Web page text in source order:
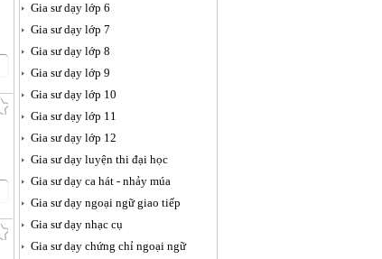
Gia sư dạy lớp 6
Gia sư dạy lớp 7
Gia sư dạy lớp 8
Gia sư dạy lớp 9
Gia sư dạy lớp 10
Gia sư dạy lớp 11
Gia sư dạy lớp 12
Gia sư dạy luyện thi đại học
Gia sư dạy ca hát - nhảy múa
Gia sư dạy ngoại ngữ giao tiếp
Gia sư dạy nhạc cụ
Gia sư dạy chứng chỉ ngoại ngữ